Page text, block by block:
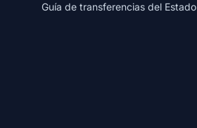
Guía de transferencias del Estado